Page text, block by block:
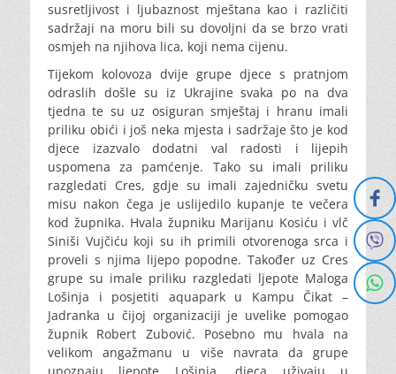
susretljivost i ljubaznost mještana kao i različiti
sadržaji na moru bili su dovoljni da se brzo vrati
osmjeh na njihova lica, koji nema cijenu.
Tijekom kolovoza dvije grupe djece s pratnjom
odraslih došle su iz Ukrajine svaka po na dva
tjedna te su uz osiguran smještaj i hranu imali
priliku obići i još neka mjesta i sadržaje što je kod
djece izazvalo dodatni val radosti i lijepih
uspomena za pamćenje. Tako su imali priliku
razgledati Cres, gdje su imali zajedničku svetu
misu nakon čega je uslijedilo kupanje te večera
kod župnika. Hvala župniku Marijanu Kosiću i vlč
Siniši Vujčiću koji su ih primili otvorenoga srca i
proveli s njima lijepo popodne. Također uz Cres
grupe su imale priliku razgledati ljepote Maloga
Lošinja i posjetiti aquapark u Kampu Čikat –
Jadranka u čijoj organizaciji je uvelike pomogao
župnik Robert Zubović. Posebno mu hvala na
velikom angažmanu u više navrata da grupe